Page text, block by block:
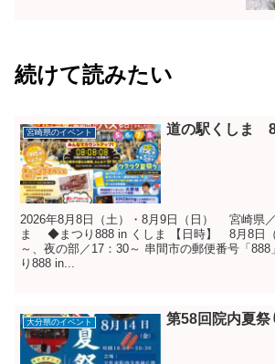
続けて読みたい
宮崎県のイベント 道の駅くしま 8
2026年8月8日（土）・8月9日（日） 宮崎県
ま ◆まつり888 in くしま 【日時】 8月8日（
～、夜の部／17：30～ 串間市の郵便番号「
り888 in...
大分県のイベント 第58回院内夏祭